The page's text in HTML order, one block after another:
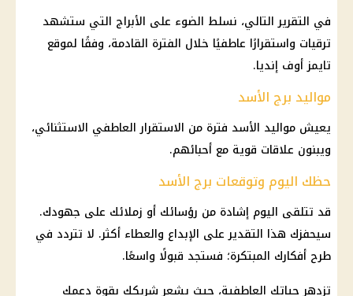
في التقرير التالي، نسلط الضوء على الأبراج التي ستشهد
ترقيات واستقرارًا عاطفيًا خلال الفترة القادمة، وفقًا لموقع
تايمز أوف إنديا.
مواليد برج الأسد
يعيش مواليد الأسد فترة من الاستقرار العاطفي الاستثنائي،
ويبنون علاقات قوية مع أحبائهم.
حظك اليوم وتوقعات برج الأسد
قد تتلقى اليوم إشادة من رؤسائك أو زملائك على جهودك.
سيحفزك هذا التقدير على الإبداع والعطاء أكثر. لا تتردد في
طرح أفكارك المبتكرة؛ فستجد قبولًا واسعًا.
تزدهر حياتك العاطفية، حيث يشعر شريكك بقوة دعمك